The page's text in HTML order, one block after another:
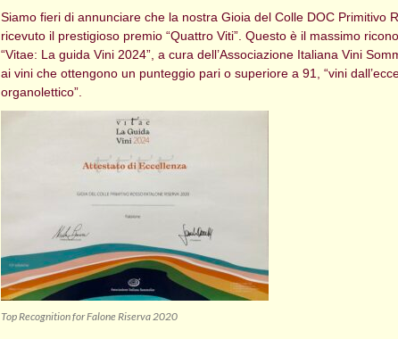
Siamo fieri di annunciare che la nostra Gioia del Colle DOC Primitivo
ricevuto il prestigioso premio “Quattro Viti”. Questo è il massimo
“Vitae: La guida Vini 2024”, a cura dell’Associazione Italiana Vini
ai vini che ottengono un punteggio pari o superiore a 91, “vini
organolettico”.
Top Recognition for Falone Riserva 2020